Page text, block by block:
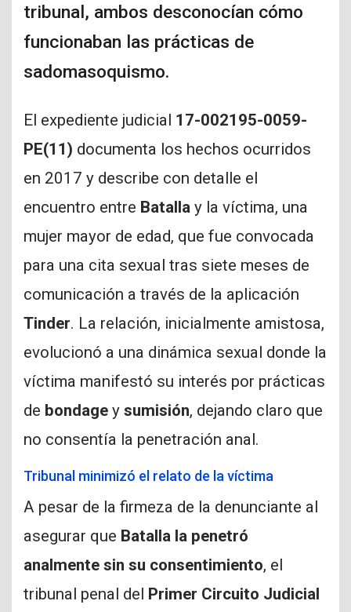
tribunal, ambos desconocían cómo
funcionaban las prácticas de
sadomasoquismo.
El expediente judicial 17-002195-0059-
PE(11) documenta los hechos ocurridos
en 2017 y describe con detalle el
encuentro entre Batalla y la víctima, una
mujer mayor de edad, que fue convocada
para una cita sexual tras siete meses de
comunicación a través de la aplicación
Tinder. La relación, inicialmente amistosa,
evolucionó a una dinámica sexual donde la
víctima manifestó su interés por prácticas
de bondage y sumisión, dejando claro que
no consentía la penetración anal.
Tribunal minimizó el relato de la víctima
A pesar de la firmeza de la denunciante al
asegurar que Batalla la penetró
analmente sin su consentimiento, el
tribunal penal del Primer Circuito Judicial